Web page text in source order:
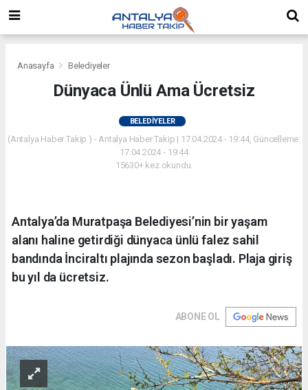
Anasayfa Belediyeler
Dünyaca Ünlü Ama Ücretsiz
BELEDIYELER
(Antalya Haber Takip ) - Antalya Haber Takip | 17.04.2024 - 19:44, Güncelleme:
17.04.2024 - 19:44
15630+ kez okundu.
Antalya’da Muratpaşa Belediyesi’nin bir yaşam
alanı haline getirdiği dünyaca ünlü falez sahil
bandında İnciraltı plajında sezon başladı. Plaja giriş
bu yıl da ücretsiz.
ABONE OL